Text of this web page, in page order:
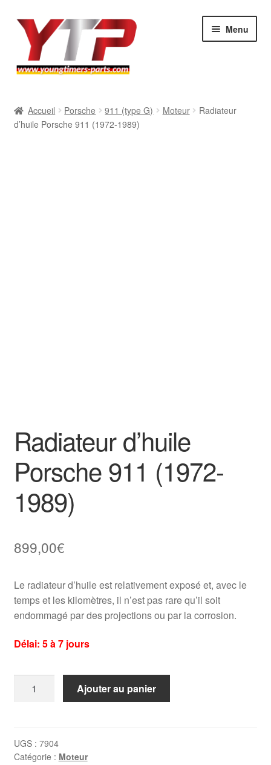
Aller
navigation
Aller
contenu
Menu
BMW
Accueil Porsche 911 (type G) Moteur
Radiateur
d’huile Porsche 911 (1972-1989)
Radiateur d’huile
Porsche 911 (1972-
1989)
899,00€
Le radiateur d’huile est relativement exposé et, avec le
temps et les kilomètres, il n’est pas rare qu’il soit
endommagé par des projections ou par la corrosion.
Délai: 5 à 7 jours
Porsche
911
Ajouter au panier
UGS : 7904
Catégorie : Moteur